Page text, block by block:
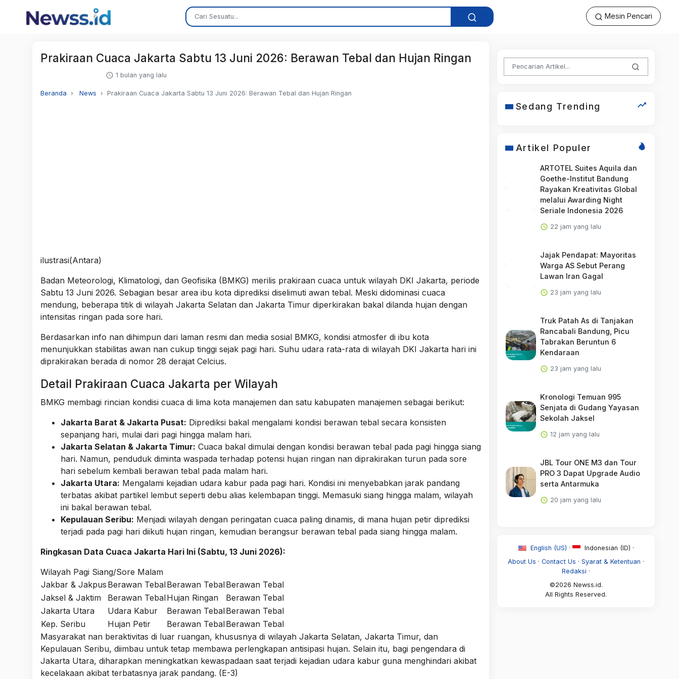
Mesin Pencari
Prakiraan Cuaca Jakarta Sabtu 13 Juni 2026: Berawan Tebal dan Hujan Ringan
1 bulan yang lalu
Beranda News Prakiraan Cuaca Jakarta Sabtu 13 Juni 2026: Berawan Tebal dan Hujan Ringan
ilustrasi(Antara)
Badan Meteorologi, Klimatologi, dan Geofisika (BMKG) merilis prakiraan cuaca untuk wilayah DKI Jakarta, periode
Sabtu 13 Juni 2026. Sebagian besar area ibu kota diprediksi diselimuti awan tebal. Meski didominasi cuaca
mendung, beberapa titik di wilayah Jakarta Selatan dan Jakarta Timur diperkirakan bakal dilanda hujan dengan
intensitas ringan pada sore hari.
Berdasarkan info nan dihimpun dari laman resmi dan media sosial BMKG, kondisi atmosfer di ibu kota
menunjukkan stabilitas awan nan cukup tinggi sejak pagi hari. Suhu udara rata-rata di wilayah DKI Jakarta hari ini
diprakirakan berada di nomor 28 derajat Celcius.
Detail Prakiraan Cuaca Jakarta per Wilayah
BMKG membagi rincian kondisi cuaca di lima kota manajemen dan satu kabupaten manajemen sebagai berikut:
Jakarta Barat & Jakarta Pusat: Diprediksi bakal mengalami kondisi berawan tebal secara konsisten
sepanjang hari, mulai dari pagi hingga malam hari.
Jakarta Selatan & Jakarta Timur: Cuaca bakal dimulai dengan kondisi berawan tebal pada pagi hingga siang
hari. Namun, penduduk diminta waspada terhadap potensi hujan ringan nan diprakirakan turun pada sore
hari sebelum kembali berawan tebal pada malam hari.
Jakarta Utara: Mengalami kejadian udara kabur pada pagi hari. Kondisi ini menyebabkan jarak pandang
terbatas akibat partikel lembut seperti debu alias kelembapan tinggi. Memasuki siang hingga malam, wilayah
ini bakal berawan tebal.
Kepulauan Seribu: Menjadi wilayah dengan peringatan cuaca paling dinamis, di mana hujan petir diprediksi
terjadi pada pagi hari diikuti hujan ringan, kemudian berangsur berawan tebal pada siang hingga malam.
Ringkasan Data Cuaca Jakarta Hari Ini (Sabtu, 13 Juni 2026):
Wilayah Pagi Siang/Sore Malam
Jakbar & Jakpus Berawan TebalBerawan TebalBerawan Tebal
Jaksel & Jaktim
Berawan TebalHujan Ringan
Berawan Tebal
Jakarta Utara
Udara Kabur Berawan TebalBerawan Tebal
Kep. Seribu
Hujan Petir Berawan TebalBerawan Tebal
Masyarakat nan beraktivitas di luar ruangan, khususnya di wilayah Jakarta Selatan, Jakarta Timur, dan
Kepulauan Seribu, diimbau untuk tetap membawa perlengkapan antisipasi hujan. Selain itu, bagi pengendara di
Jakarta Utara, diharapkan meningkatkan kewaspadaan saat terjadi kejadian udara kabur guna menghindari akibat
kecelakaan akibat terbatasnya jarak pandang. (E-3)
Sedang Trending
Artikel Populer
ARTOTEL Suites Aquila dan
Goethe-Institut Bandung
Rayakan Kreativitas Global
melalui Awarding Night
Seriale Indonesia 2026
22 jam yang lalu
Jajak Pendapat: Mayoritas
Warga AS Sebut Perang
Lawan Iran Gagal
23 jam yang lalu
Truk Patah As di Tanjakan
Rancabali Bandung, Picu
Tabrakan Beruntun 6
Kendaraan
23 jam yang lalu
Kronologi Temuan 995
Senjata di Gudang Yayasan
Sekolah Jaksel
12 jam yang lalu
JBL Tour ONE M3 dan Tour
PRO 3 Dapat Upgrade Audio
serta Antarmuka
20 jam yang lalu
English (US) ·
Indonesian (ID) ·
About Us · Contact Us · Syarat & Ketentuan ·
Redaksi ·
©2026 Newss.id.
All Rights Reserved.